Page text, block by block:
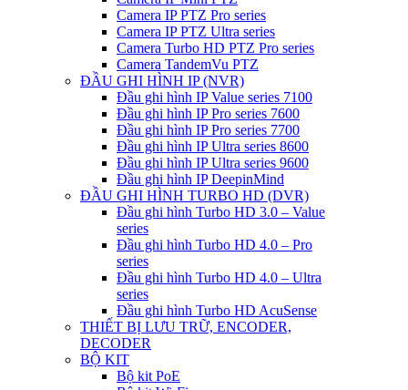
Camera IP PTZ Pro series
Camera IP PTZ Ultra series
Camera Turbo HD PTZ Pro series
Camera TandemVu PTZ
ĐẦU GHI HÌNH IP (NVR)
Đầu ghi hình IP Value series 7100
Đầu ghi hình IP Pro series 7600
Đầu ghi hình IP Pro series 7700
Đầu ghi hình IP Ultra series 8600
Đầu ghi hình IP Ultra series 9600
Đầu ghi hình IP DeepinMind
ĐẦU GHI HÌNH TURBO HD (DVR)
Đầu ghi hình Turbo HD 3.0 – Value
series
Đầu ghi hình Turbo HD 4.0 – Pro
series
Đầu ghi hình Turbo HD 4.0 – Ultra
series
Đầu ghi hình Turbo HD AcuSense
THIẾT BỊ LƯU TRỮ, ENCODER,
DECODER
BỘ KIT
Bộ kit PoE